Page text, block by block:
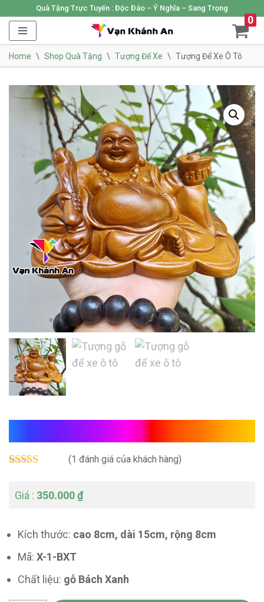
Skip
content
Quà Tặng Trực Tuyến : Độc Đáo – Ý Nghĩa – Sang Trọng
0
Home \ Shop Quà Tặng \ Tượng Để Xe \ Tượng Để Xe Ô Tô
based on
(1 đánh giá của khách hàng)
350.000₫
Kích thước: cao 8cm, dài 15cm, rộng 8cm
Mã: X-1-BXT
Chất liệu: gỗ Bách Xanh